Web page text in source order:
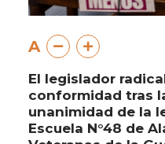
A
El legislador
conformidad tras
unanimidad de la
Escuela N°48 de